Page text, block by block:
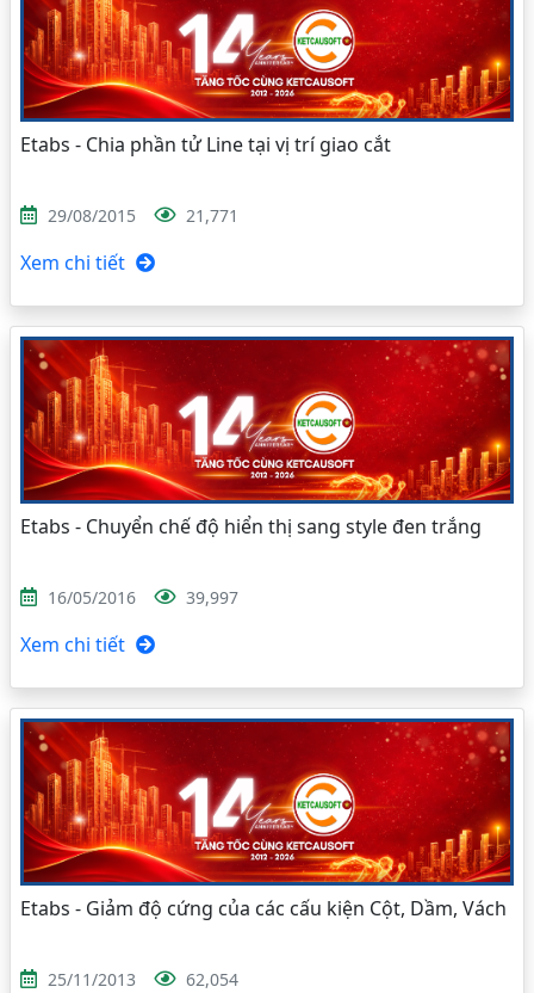
Etabs - Chia phần tử Line tại vị trí giao cắt
29/08/2015 21,771
Xem chi tiết
Etabs - Chuyển chế độ hiển thị sang style đen trắng
16/05/2016 39,997
Xem chi tiết
Etabs - Giảm độ cứng của các cấu kiện Cột, Dầm, Vách
25/11/2013 62,054